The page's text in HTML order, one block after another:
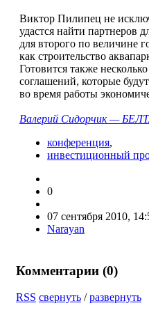
Виктор Пилипец не
удастся найти партнеров
для второго по величине
как строительство
Готовится также
соглашений, которые
во время работы
Валерий Сидорчик —
конференция,
инвестиционный
0
07 сентября 2010,
Narayan
Комментарии (0)
RSS свернуть /развернуть